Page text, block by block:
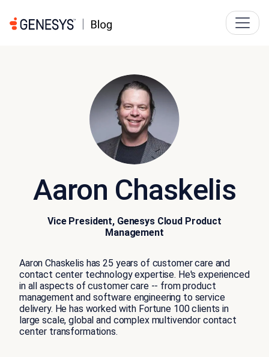
Aaron Chaskelis
Vice President, Genesys Cloud Product
Management
Aaron Chaskelis has 25 years of customer care and
contact center technology expertise. He's experienced
in all aspects of customer care -- from product
management and software engineering to service
delivery. He has worked with Fortune 100 clients in
large scale, global and complex multivendor contact
center transformations.